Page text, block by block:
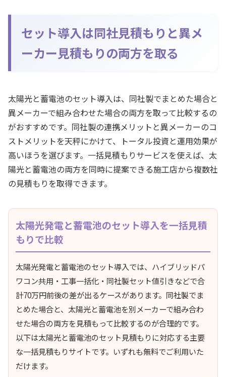
セット導入は同社見積もりと異メ
ーカー見積もりの両方を取る
太陽光と蓄電池のセット導入は、同社製でまとめた場合と
異メーカーで組み合わせた場合の両方を取って比較するの
がおすすめです。同社製の連携メリットと異メーカーのコ
ストメリットを天秤にかけて、トータル投資と運用効果が
高いほうを選びます。一括見積もりサービスを使えば、太
陽光と蓄電池の両方を同時に提案できる施工店から複数社
の見積もりを取得できます。
太陽光発電と蓄電池のセット導入を一括見積
もりで比較
太陽光発電と蓄電池のセット導入では、ハイブリッドパ
ワコン共用・工事一括化・同社製セット値引きなどで合
計70万円前後の差が出るケースがあります。同社製でま
とめた場合と、太陽光と蓄電池を別メーカーで組み合わ
せた場合の両方を見積もって比較するのが合理的です。
以下は太陽光と蓄電池のセット見積もりに対応する主要
な一括見積もりサイトです。いずれも無料でご利用いた
だけます。